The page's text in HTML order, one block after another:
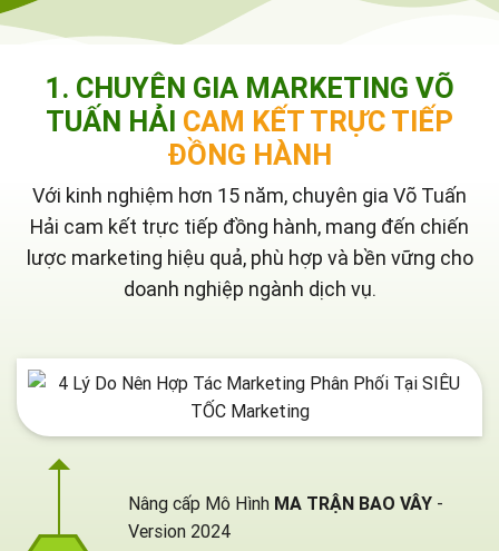
1. CHUYÊN GIA MARKETING VÕ
TUẤN HẢI CAM KẾT TRỰC TIẾP
ĐỒNG HÀNH
Với kinh nghiệm hơn 15 năm, chuyên gia Võ Tuấn
Hải cam kết trực tiếp đồng hành, mang đến chiến
lược marketing hiệu quả, phù hợp và bền vững cho
doanh nghiệp ngành dịch vụ.
Nâng cấp Mô Hình MA TRẬN BAO VÂY -
Version 2024